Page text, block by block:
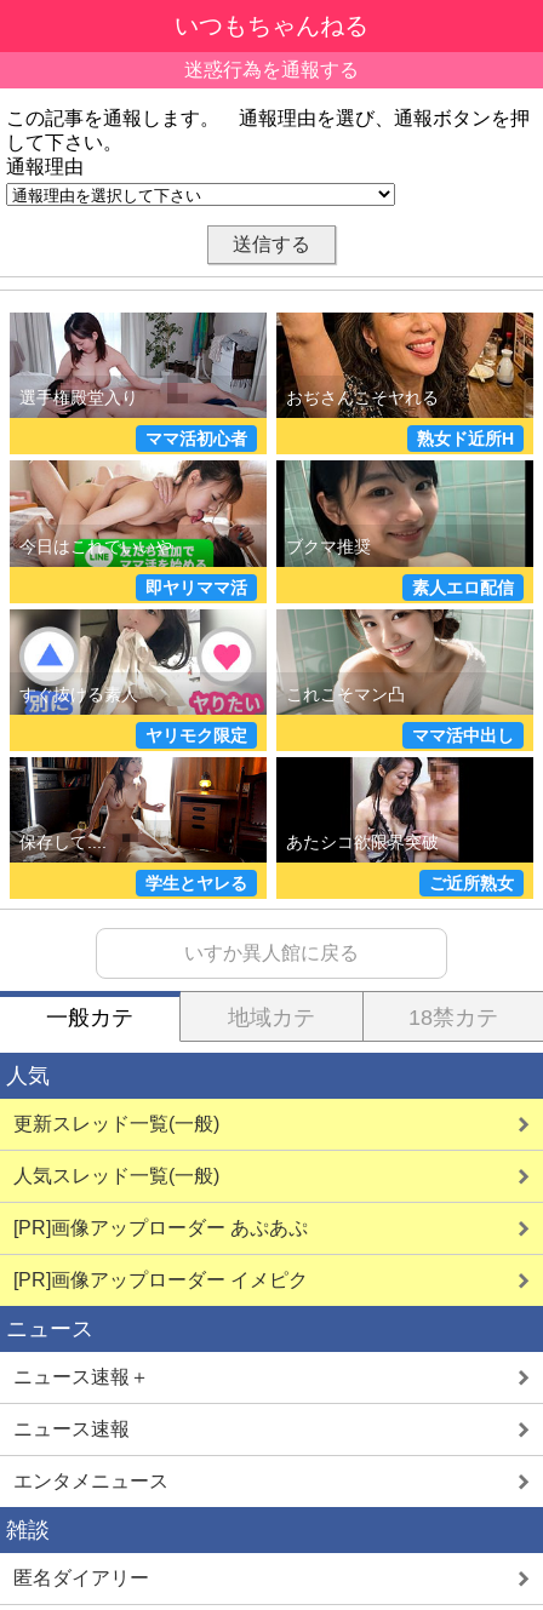
いつもちゃんねる
迷惑行為を通報する
この記事を通報します。 通報理由を選び、通報ボタンを押
して下さい。
通報理由
ママ活初心者 熟女ド近所H
即ヤリママ活 素人エロ配信
ヤリモク限定 ママ活中出し
学生とヤレる ご近所熟女
いすか異人館に戻る
一般カテ 地域カテ 18禁カテ
人気
更新スレッド一覧(一般)
人気スレッド一覧(一般)
[PR]画像アップローダー あぷあぷ
[PR]画像アップローダー イメピク
ニュース
ニュース速報＋
ニュース速報
エンタメニュース
雑談
匿名ダイアリー